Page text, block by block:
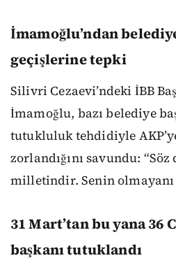
İmamoğlu’ndan
geçişlerine tepki
Silivri Cezaevi’ndeki İBB
İmamoğlu, bazı belediye
tutukluluk tehdidiyle
zorlandığını savundu:
milletindir. Senin olmayanı
31 Mart’tan bu yana 36
başkanı tutuklandı